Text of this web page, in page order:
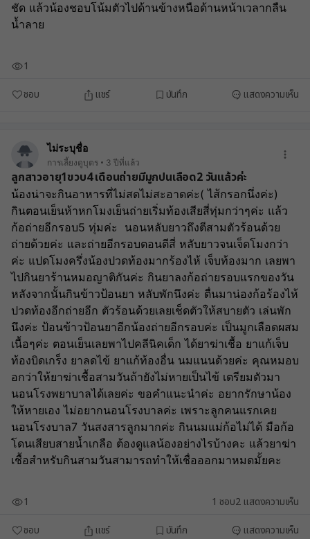
ชัด แล้วน้องชอบโน้มตัวไปด้านข้างหนือด้านหน้าเวลากลืน
น้ำลาย
ชอบ แชร์ บันทึก แสดงความเห็น
1
ไม่ระบุชื่อ
การเลี้ยงดูบุตร 3 ปีที่แล้ว
ลูกสาวอายุ1ขวบ4 เดือนถ่ายมีมูกปนเลือด2 วันแล้วค่ะ
น้องน่าจะกินอาหารที่ไม่สดไม่สะอาดค่ะ( ไส้กรอกนึ่งค่ะ)
กินตอนเย็นห้าหกโมงเย็นถ่ายเริ่มท้องเสียสี่ทุ่มกว่าๆค่ะ แล้ว
ก้อถ่ายอีกรอบ5 ทุ่มค่ะ  นอนหลับยาวถึงตีสามตัวร้อนด้วย
ถ่ายด้วยค่ะ และถ่ายอีกรอบตอนตีสี่ หลับยาวจนเจ็ดโมงกว่า
ค่ะ แปดโมงครึ่งน้องปวดท้องมากร้องไห้ เจ็บท้องมาก เลยพา
ไปกินยาร้านหมอญาติกันค่ะ กินยาลงก้อถ่ายรอบแรกของวัน
หลังจากนั้นกินข้าวป้อนยา หลับพักนึงค่ะ ตื่นมาน่องก้อร้องไห้
ปวดท้องอีกถ่ายอีก ตัวร้อนด้วยเลยเช็ดตัวให้สบายตัว เล่นพัก
นึงค่ะ ป้อนข้าวป้อนยาอีกน้องถ่ายอีกรอบค่ะ เป็นมูกเลือดผสม
เนื้อๆค่ะ ตอนเย็นเลยพาไปคลีนิคเด็ก ได้ยาฆ่าเชื้อ ยาแก้เจ็บ
ท้องบิดเกร็ง ยาลดไข้ ยาแก้ท้องอื่น นมแนนด้วยค่ะ คุณหมอบ
อกว่าให้ยาฆ่าเชื้อสามวันถ้ายังไม่หายเป็นไข้ เตรียมตัวมา
นอนโรงพยาบาลได้เลยค่ะ ขอคำแนะนำค่ะ อยากรักษาน้อง
ให้หายเอง ไม่อยากนอนโรงบาลค่ะ เพราะลูกคนแรกเคย
นอนโรงบาล7 วันสงสารลูกมากค่ะ กินนมแม่ก้อไม่ได้ มือก้อ
โดนเสียบสายน้ำเกลือ ต้องดูแลน้องอย่างไรบ้างคะ แล้วยาฆ่า
เชื้อสำหรับกินสามวันสามารถทำให้เชื่อออกมาหมดมั้ยคะ
ชอบ แชร์ บันทึก แสดงความเห็น
1 1 ชอบ2 แสดงความเห็น